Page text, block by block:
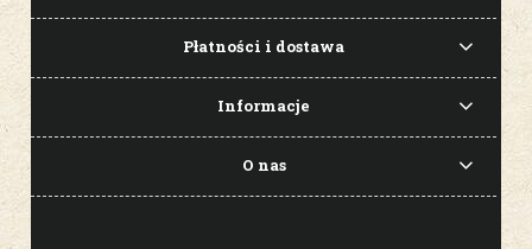
Płatności i dostawa
Informacje
O nas